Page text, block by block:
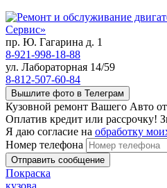
пр. Ю. Гагарина д. 1
8-921-998-18-88
ул. Лабораторная 14/59
8-812-507-60-84
Вышлите фото в Телеграм
Кузовной ремонт Вашего Авто
Оплатив кредит или рассрочку!
Я даю согласие на обработку
Номер телефона
Покраска
кузова